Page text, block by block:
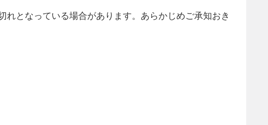
となっている場合があります。あらかじめご承知おき